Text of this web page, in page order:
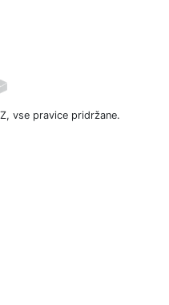
vse pravice pridržane.